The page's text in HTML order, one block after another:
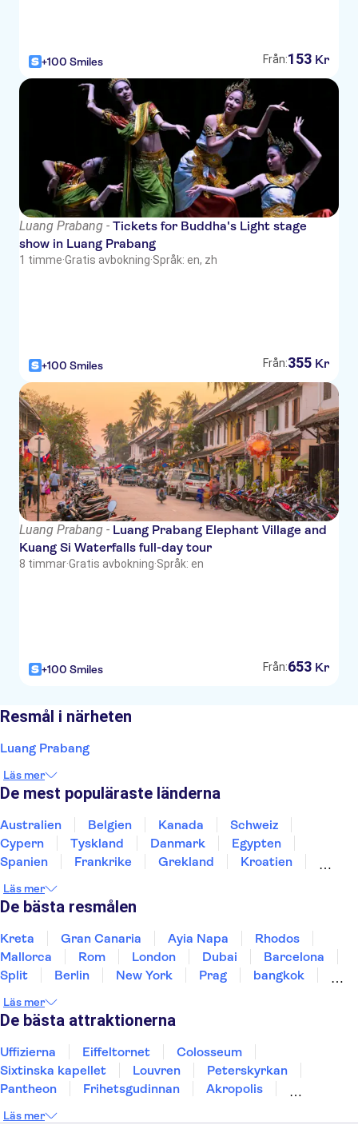
+100 Smiles Från:153 Kr
Luang Prabang - Tickets for Buddha's Light stage
show in Luang Prabang
1 timme·Gratis avbokning·Språk: en, zh
+100 Smiles Från:355 Kr
Luang Prabang - Luang Prabang Elephant Village and
Kuang Si Waterfalls full-day tour
8 timmar·Gratis avbokning·Språk: en
+100 Smiles Från:653 Kr
Resmål i närheten
Luang Prabang
Läs mer
De mest populäraste länderna
Australien Belgien Kanada
Schweiz
Cypern
Tyskland Danmark
Egypten
Spanien
Frankrike Grekland
Kroatien
Sverige
Thailand
Läs mer
De bästa resmålen
Kreta Gran Canaria Ayia Napa
Rhodos
Mallorca
Rom London Dubai
Barcelona
Split
Berlin New York Prag
bangkok
Uppsala
Helsingborg
Läs mer
De bästa attraktionerna
Uffizierna Eiffeltornet
Colosseum
Sixtinska kapellet
Louvren
Peterskyrkan
Pantheon
Frihetsgudinnan
Akropolis
Burj Khalifa
Keukenhof
Alcatraz
Läs mer